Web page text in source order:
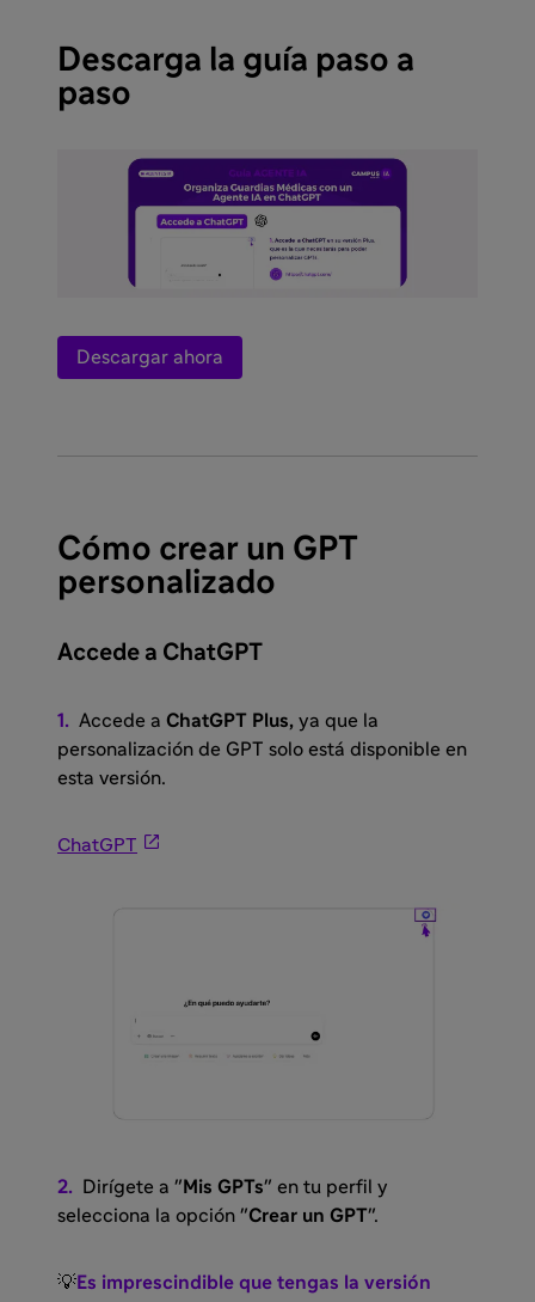
Descarga la guía paso a
paso
Descargar ahora
Cómo crear un GPT
personalizado
Accede a ChatGPT
1. Accede a ChatGPT Plus, ya que la
personalización de GPT solo está disponible en
esta versión.
ChatGPT 
2. Dirígete a " Mis GPTs" en tu perfil y
selecciona la opción "Crear un GPT".
💡Es imprescindible que tengas la versión